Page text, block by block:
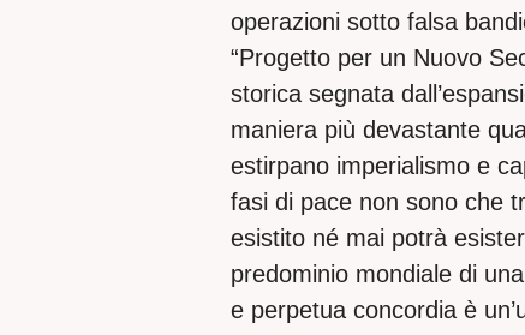
operazioni sotto falsa
“Progetto per un Nuovo
storica segnata
maniera più devastante
estirpano imperialismo e
fasi di pace non sono che
esistito né mai potrà
predominio mondiale di
e perpetua concordia è